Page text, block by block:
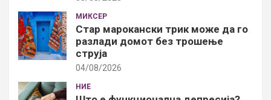
МИКСЕР
Стар марокански трик може да го
разлади домот без трошење
струја
04/08/2026
НИЕ